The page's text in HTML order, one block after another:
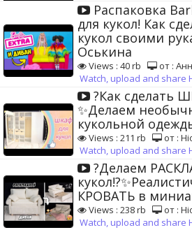
Распаковка
для кукол! Как
кукол своими
Оськина
Views : 40 rb
от :
Watch, upload and share
?Как сделать
✨Делаем
кукольной
Views : 211 rb
от :
Watch, upload and share
?Делаем
КРОВАТЬ в
Views : 238 rb
от :
Watch, upload and share